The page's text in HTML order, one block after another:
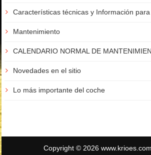
Características técnicas y Información
Mantenimiento
CALENDARIO NORMAL DE
Novedades en el sitio
Lo más importante del coche
Copyright © 2026